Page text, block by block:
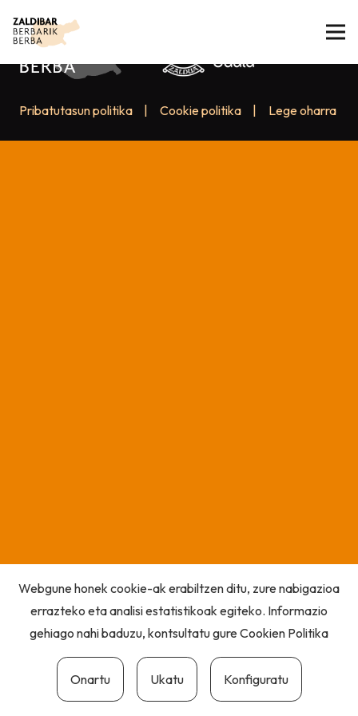
Pribatutasun politika Cookie politika Lege oharra
Webgune honek cookie-ak erabiltzen ditu, zure nabigazioa
errazteko eta analisi estatistikoak egiteko. Informazio
gehiago nahi baduzu, kontsultatu gureCookien Politika
Onartu Ukatu Konfiguratu